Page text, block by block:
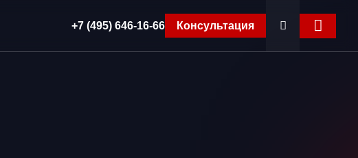
+7 (495) 646-16-66 Консультация